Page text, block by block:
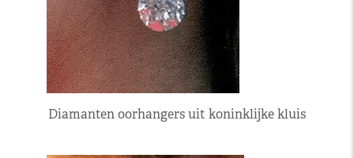
Diamanten oorhangers uit koninklijke kluis